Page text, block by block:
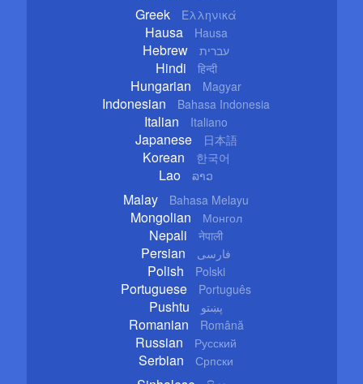
Greek Ελληνικά
Hausa Hausa
Hebrew עברית
Hindi हिन्दी
Hungarian Magyar
Indonesian Bahasa Indonesia
Italian Italiano
Japanese 日本語
Korean 한국어
Lao ລາວ
Malay Bahasa Melayu
Mongolian Монгол
Nepali नेपाली
Persian فارسی
Polish Polski
Portuguese Português
Pushtu پښتو
Romanian Română
Russian Русский
Serbian Српски